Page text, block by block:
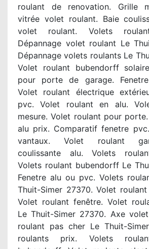
roulant de renovation. Grille
vitrée volet roulant. Baie
volet roulant. Volets
Dépannage volet roulant Le
Dépannage volets roulants Le
Volet roulant bubendorff
pour porte de garage.
Volet roulant électrique
pvc. Volet roulant en alu.
mesure. Volet roulant pour
alu prix. Comparatif fenetre
vantaux. Volet roulant
coulissante alu. Volets
Volets roulant bubendorff Le
Fenetre alu ou pvc. Volets
Thuit-Simer 27370. Volet
Volet roulant fenêtre. Volet
Le Thuit-Simer 27370. Axe
roulant pas cher Le Thuit-
roulants prix. Volets